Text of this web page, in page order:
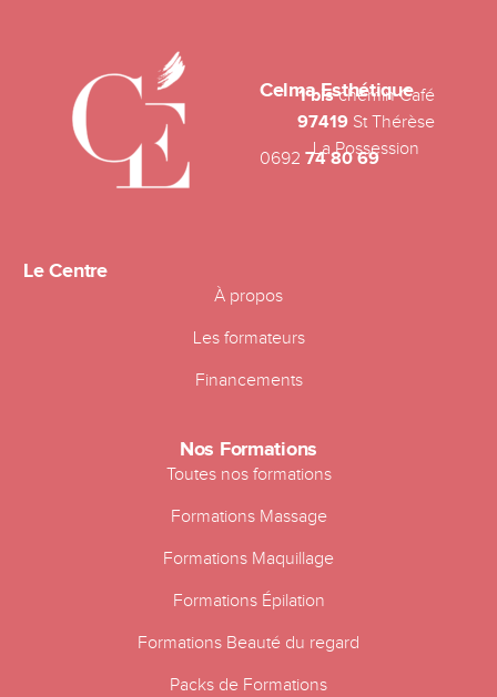
Celma Esthétique
1 bischemin Café
97419 St Thérèse
La Possession
0692 74 80 69
Le Centre
À propos
Les formateurs
Financements
Nos Formations
Toutes nos formations
Formations Massage
Formations Maquillage
Formations Épilation
Formations Beauté du regard
Packs de Formations